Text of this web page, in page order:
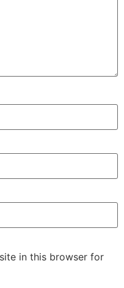
in this browser for